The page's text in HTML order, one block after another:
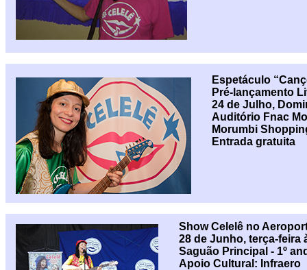
Espetáculo
Pré-lançamento
24 de Julho,
Auditório Fnac
Morumbi
Entrada gratuita
Show Celelê no
28 de Junho, terça-feira
Saguão Principal - 1º
Apoio Cultural: Infraero